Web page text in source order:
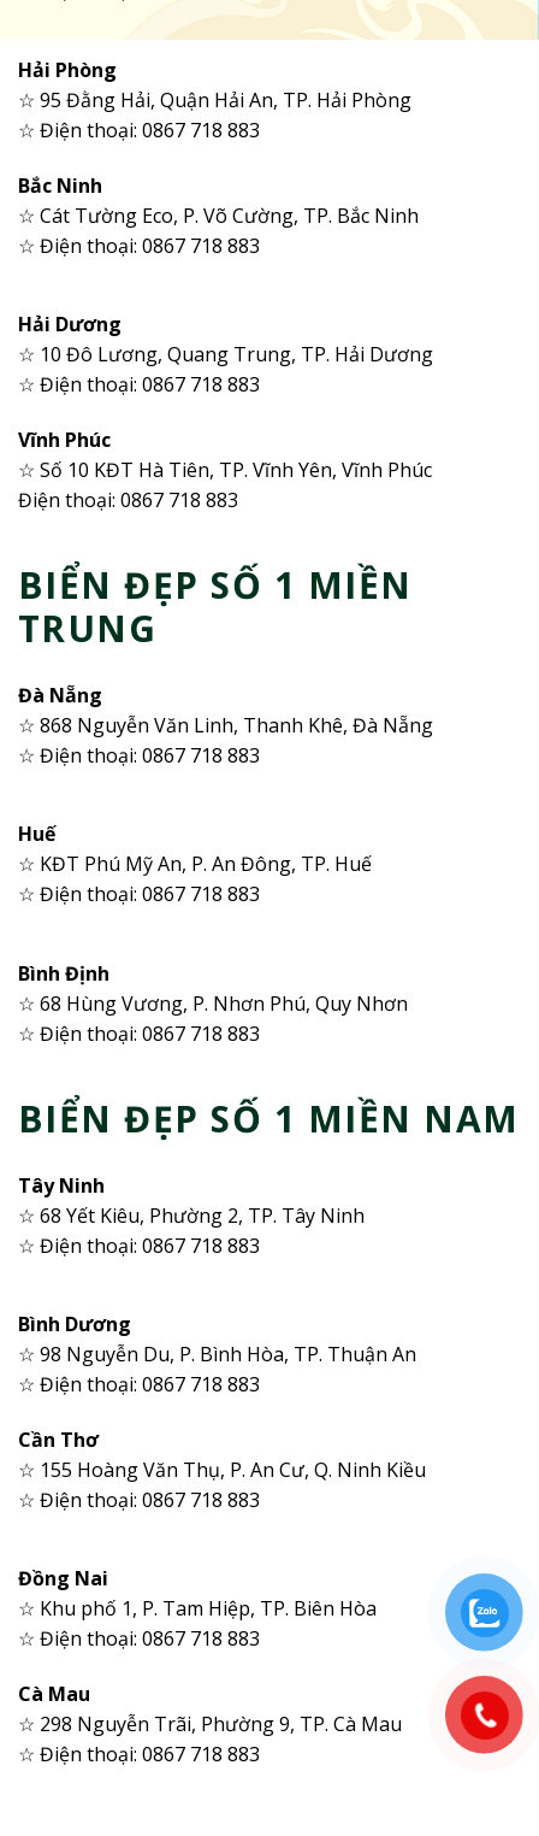
Hải Phòng
☆ 95 Đằng Hải, Quận Hải An, TP. Hải Phòng
☆ Điện thoại: 0867 718 883
Bắc Ninh
☆ Cát Tường Eco, P. Võ Cường, TP. Bắc Ninh
☆ Điện thoại: 0867 718 883
Hải Dương
☆ 10 Đô Lương, Quang Trung, TP. Hải Dương
☆ Điện thoại: 0867 718 883
Vĩnh Phúc
☆ Số 10 KĐT Hà Tiên, TP. Vĩnh Yên, Vĩnh Phúc
Điện thoại: 0867 718 883
BIỂN ĐẸP SỐ 1 MIỀN
TRUNG
Đà Nẵng
☆ 868 Nguyễn Văn Linh, Thanh Khê, Đà Nẵng
☆ Điện thoại: 0867 718 883
Huế
☆ KĐT Phú Mỹ An, P. An Đông, TP. Huế
☆ Điện thoại: 0867 718 883
Bình Định
☆ 68 Hùng Vương, P. Nhơn Phú, Quy Nhơn
☆ Điện thoại: 0867 718 883
BIỂN ĐẸP SỐ 1 MIỀN NAM
Tây Ninh
☆ 68 Yết Kiêu, Phường 2, TP. Tây Ninh
☆ Điện thoại: 0867 718 883
Bình Dương
☆ 98 Nguyễn Du, P. Bình Hòa, TP. Thuận An
☆ Điện thoại: 0867 718 883
Cần Thơ
☆ 155 Hoàng Văn Thụ, P. An Cư, Q. Ninh Kiều
☆ Điện thoại: 0867 718 883
Đồng Nai
☆ Khu phố 1, P. Tam Hiệp, TP. Biên Hòa
☆ Điện thoại: 0867 718 883
Cà Mau
☆ 298 Nguyễn Trãi, Phường 9, TP. Cà Mau
☆ Điện thoại: 0867 718 883